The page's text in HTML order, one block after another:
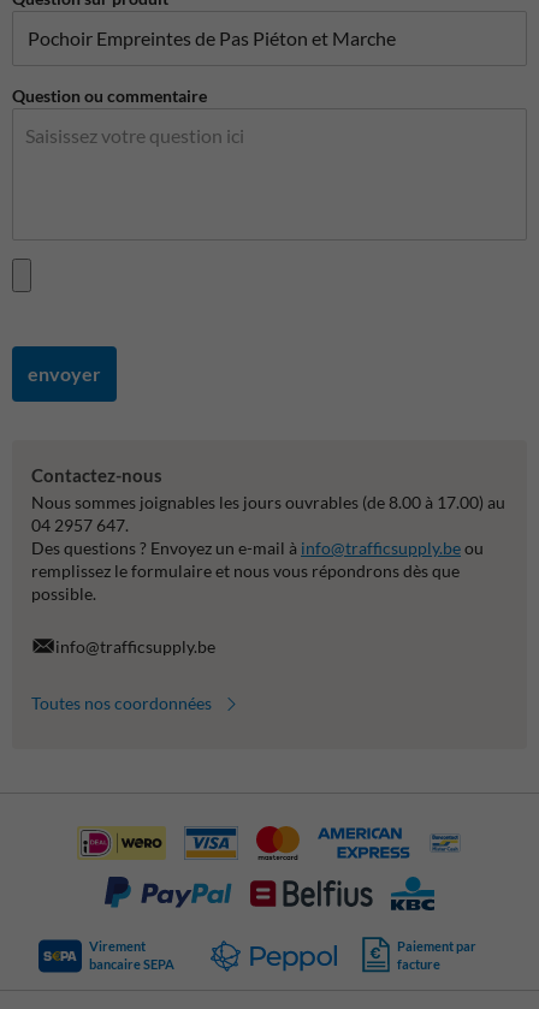
Question ou commentaire
envoyer
Contactez-nous
Nous sommes joignables les jours ouvrables (de 8.00 à 17.00) au
04 2957 647.
Des questions ? Envoyez un e-mail à info@trafficsupply.beou
remplissez le formulaire et nous vous répondrons dès que
possible.
info@trafficsupply.be
Toutes nos coordonnées
Virement
bancaire SEPA
Paiement par
facture